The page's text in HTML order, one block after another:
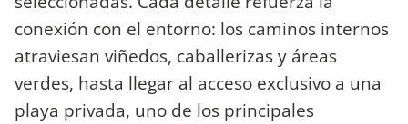
conexión con el entorno: los caminos internos
atraviesan viñedos, caballerizas y áreas
verdes, hasta llegar al acceso exclusivo a una
playa privada, uno de los principales